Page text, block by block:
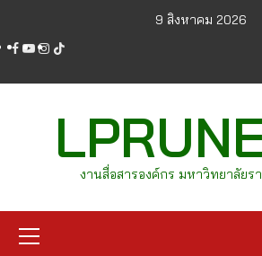
content
9 สิงหาคม 2026
facebook
youtube
instagram
tiktok
งานสื่อสารองค์กร มหาวิทยาลัยร
Menu